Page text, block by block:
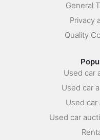
General
Privacy
Quality
Used car
Used car
Used car
Used car